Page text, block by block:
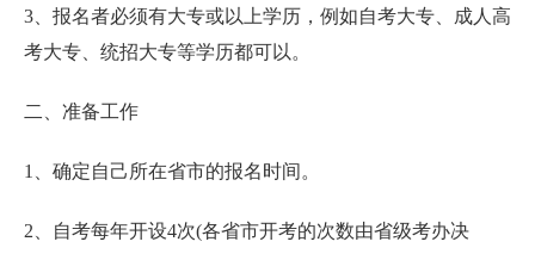
3、报名者必须有大专或以上学历，例如自考大专、成人高
考大专、统招大专等学历都可以。
二、准备工作
1、确定自己所在省市的报名时间。
2、自考每年开设4次(各省市开考的次数由省级考办决